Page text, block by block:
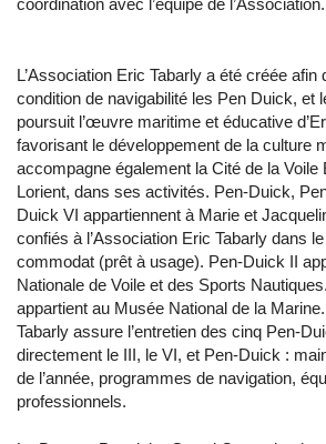
coordination avec l’équipe de l’Association.
L’Association Eric Tabarly a été créée afin
condition de navigabilité les Pen Duick, et
poursuit l’œuvre maritime et éducative
favorisant le développement de la culture
accompagne également la Cité de la Voile
Lorient, dans ses activités. Pen-Duick,
Duick VI appartiennent à Marie et
confiés à l’Association Eric Tabarly dans le
commodat (prêt à usage). Pen-Duick II
Nationale de Voile et des Sports
appartient au Musée National de la
Tabarly assure l’entretien des cinq Pen-
directement le III, le VI, et Pen-Duick :
de l’année, programmes de navigation,
professionnels.